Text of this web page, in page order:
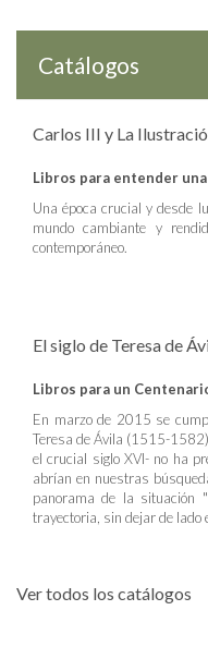
Catálogos
Carlos III y La
Libros para entender
Una época crucial y desde
mundo cambiante y
contemporáneo.
El siglo de Teresa de
Libros para un
En marzo de 2015 se
Teresa de Ávila (1515-
el crucial siglo XVI- no ha
abrían en nuestras
panorama de la situación
trayectoria, sin dejar de lado
Ver todos los catálogos